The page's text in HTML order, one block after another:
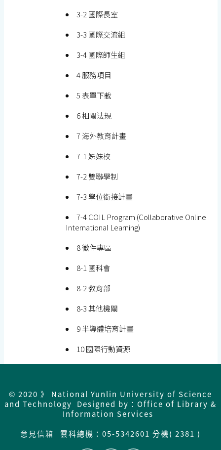
3-2 國際長室
3-3 國際交流組
3-4 國際師生組
4 服務項目
5 表單下載
6 相關法規
7 海外教育計畫
7-1 姊妹校
7-2 雙聯學制
7-3 學位銜接計畫
7-4 COIL Program (Collaborative Online
International Learning)
8 徵件專區
8-1 國科會
8-2 教育部
8-3 其他機關
9 半導體培育計畫
10 國際行動資源
© 2020 》 National Yunlin University of Science
and Technology Designed by：Office of Library &
Information Services
意見信箱
雲科總機： 05-5342601 分機( 2381 )